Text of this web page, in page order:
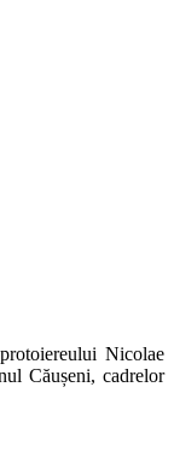
Nicolae
Căușeni, cadrelor